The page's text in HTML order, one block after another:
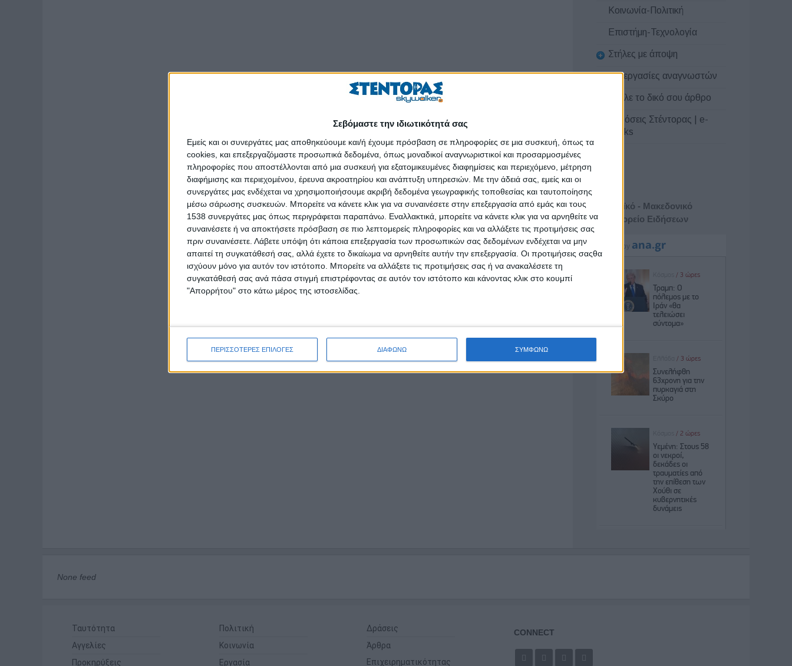
Σεβόμαστε την ιδιωτικότητά σας
Εμείς και οι συνεργάτες μας αποθηκεύουμε και/ή έχουμε πρόσβαση σε πληροφορίες σε μια συσκευή, όπως τα
cookies, και επεξεργαζόμαστε προσωπικά δεδομένα, όπως μοναδικοί αναγνωριστικοί και προσαρμοσμένες
πληροφορίες που αποστέλλονται από μια συσκευή για εξατομικευμένες διαφημίσεις και περιεχόμενο, μέτρηση
διαφήμισης και περιεχομένου, έρευνα ακροατηρίου και ανάπτυξη υπηρεσιών. Με την άδειά σας, εμείς και οι
συνεργάτες μας ενδέχεται να χρησιμοποιήσουμε ακριβή δεδομένα γεωγραφικής τοποθεσίας και ταυτοποίησης
μέσω σάρωσης συσκευών. Μπορείτε να κάνετε κλικ για να συναινέσετε στην επεξεργασία από εμάς και τους
1538 συνεργάτες μας όπως περιγράφεται παραπάνω. Εναλλακτικά, μπορείτε να κάνετε κλικ για να αρνηθείτε να
συναινέσετε ή να αποκτήσετε πρόσβαση σε πιο λεπτομερείς πληροφορίες και να αλλάξετε τις προτιμήσεις σας
πριν συναινέσετε. Λάβετε υπόψη ότι κάποια επεξεργασία των προσωπικών σας δεδομένων ενδέχεται να μην
απαιτεί τη συγκατάθεσή σας, αλλά έχετε το δικαίωμα να αρνηθείτε αυτήν την επεξεργασία. Οι προτιμήσεις σαςθα
ισχύουν μόνο για αυτόν τον ιστότοπο. Μπορείτε να αλλάξετε τις προτιμήσεις σας ή να ανακαλέσετε τη
συγκατάθεσή σας ανά πάσα στιγμή επιστρέφοντας σε αυτόν τον ιστότοπο και κάνοντας κλικ στο κουμπί
"Απορρήτου" στο κάτω μέρος της ιστοσελίδας.
ΠΕΡΙΣΣΟΤΕΡΕΣ ΕΠΙΛΟΓΕΣ ΔΙΑΦΩΝΩ ΣΥΜΦΩΝΩ
Κοινωνία-Πολιτική
Επιστήμη-Τεχνολογία
Στήλες με άποψη
Συνεργασίες αναγνωστών
Στείλε το δικό σου άρθρο
Εκδόσεις Στέντορας | e-
books
Αθηναϊκό - Μακεδονικό
Πρακτορείο Ειδήσεων
None feed
Ταυτότητα
Αγγελίες
Προκηρύξεις
Πολιτική
Κοινωνία
Εργασία
Δράσεις
Άρθρα
Επιχειρηματικότητας
CONNECT